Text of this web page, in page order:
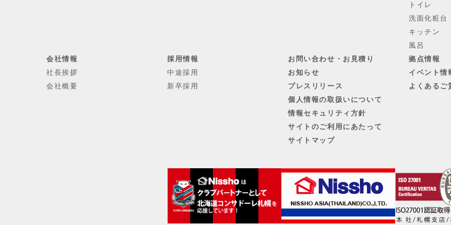
トイレ
洗面化粧台
キッチン
風呂
会社情報
社長挨拶
会社概要
採用情報
中途採用
新卒採用
お問い合わせ・お見積り
お知らせ
プレスリリース
個人情報の取扱いについて
情報セキュリティ方針
サイトのご利用にあたって
サイトマップ
拠点情報
イベント情
よくあるご